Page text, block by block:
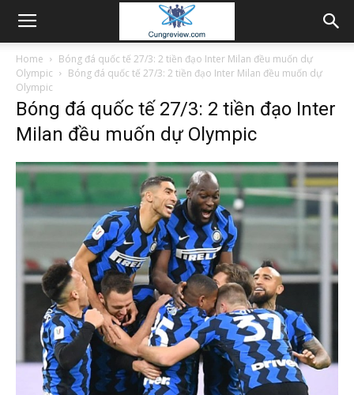
Home
Bóng đá quốc tế 27/3: 2 tiền đạo Inter Milan đều muốn dự
Olympic
Bóng đá quốc tế 27/3: 2 tiền đạo Inter Milan đều muốn dự
Olympic
Bóng đá quốc tế 27/3: 2 tiền đạo Inter
Milan đều muốn dự Olympic